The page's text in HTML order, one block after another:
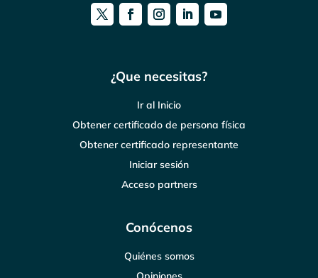
¿Que necesitas?
Ir al Inicio
Obtener certificado de persona física
Obtener certificado representante
Iniciar sesión
Acceso partners
Conócenos
Quiénes somos